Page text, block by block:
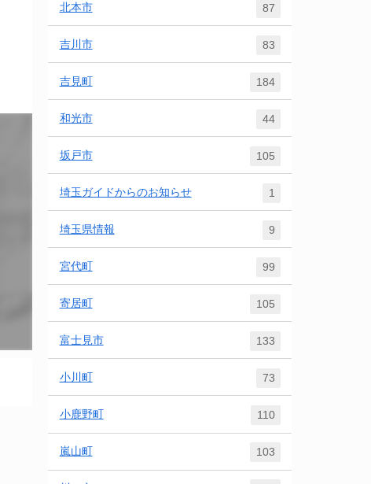
北本市 87
吉川市 83
吉見町 184
和光市 44
坂戸市 105
埼玉ガイドからのお知らせ 1
埼玉県情報 9
宮代町 99
寄居町 105
富士見市 133
小川町 73
小鹿野町 110
嵐山町 103